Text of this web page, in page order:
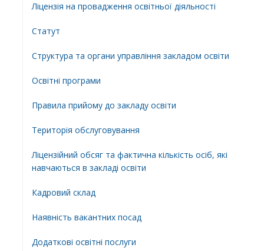
Ліцензія на провадження освітньої діяльності
Статут
Структура та органи управління закладом освіти
Освiтнi програми
Правила прийому до закладу освіти
Територiя обслуговування
Ліцензійний обсяг та фактична кількість осіб, які
навчаються в закладі освіти
Кадровий склад
Наявність вакантних посад
Додатковi освiтнi послуги